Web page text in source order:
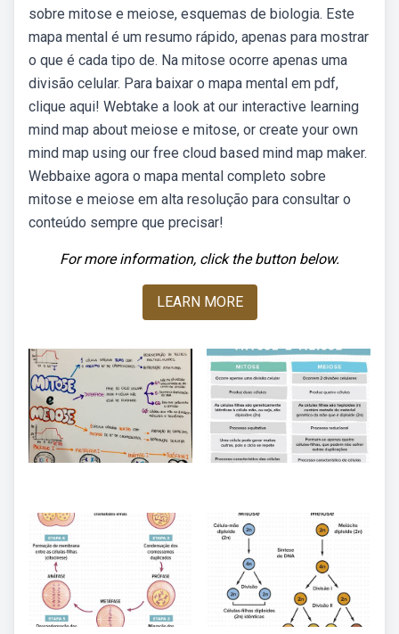
sobre mitose e meiose, esquemas de biologia. Este
mapa mental é um resumo rápido, apenas para mostrar
o que é cada tipo de. Na mitose ocorre apenas uma
divisão celular. Para baixar o mapa mental em pdf,
clique aqui! Webtake a look at our interactive learning
mind map about meiose e mitose, or create your own
mind map using our free cloud based mind map maker.
Webbaixe agora o mapa mental completo sobre
mitose e meiose em alta resolução para consultar o
conteúdo sempre que precisar!
For more information, click the button below.
LEARN MORE